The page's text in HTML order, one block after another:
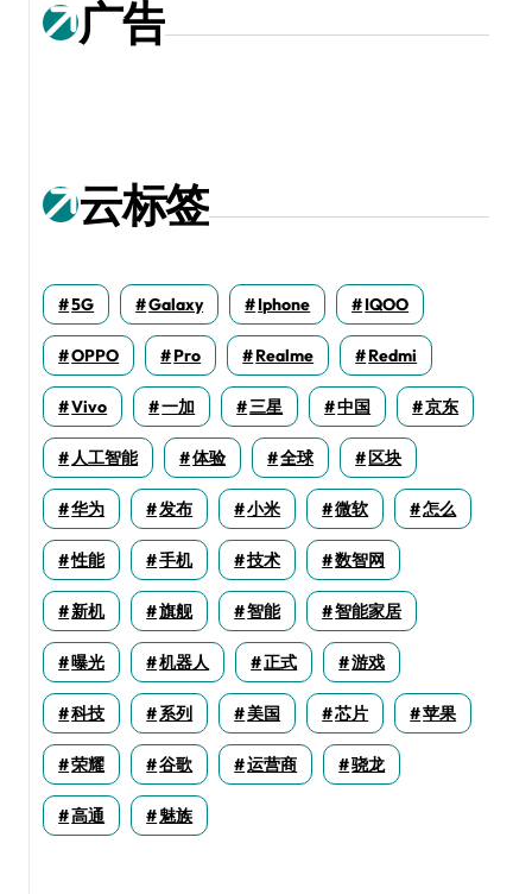
广告
云标签
5G Galaxy Iphone IQOO
OPPO Pro Realme Redmi
Vivo 一加 三星 中国 京东
人工智能 体验 全球 区块
华为 发布 小米 微软 怎么
性能 手机 技术 数智网
新机 旗舰 智能 智能家居
曝光 机器人 正式 游戏
科技 系列 美国 芯片 苹果
荣耀 谷歌 运营商 骁龙
高通 魅族